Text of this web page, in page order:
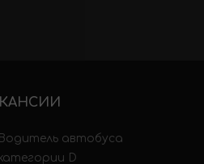
Водитель автобуса
D